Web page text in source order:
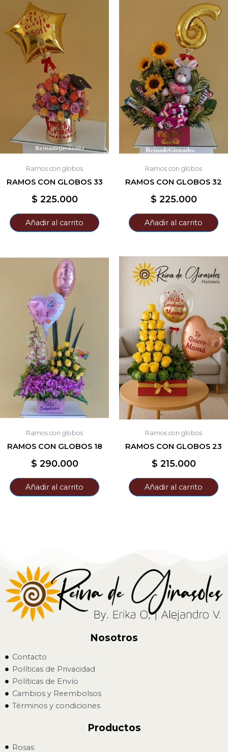
Ramos con globos
RAMOS CON GLOBOS 33
$ 225.000
Añadir al carrito
Ramos con globos
RAMOS CON GLOBOS 32
$ 225.000
Añadir al carrito
Ramos con globos
RAMOS CON GLOBOS 18
$ 290.000
Añadir al carrito
Ramos con globos
RAMOS CON GLOBOS 23
$ 215.000
Añadir al carrito
Nosotros
Contacto
Políticas de Privacidad
Políticas de Envío
Cambios y Reembolsos
Términos y condiciones
Productos
Rosas